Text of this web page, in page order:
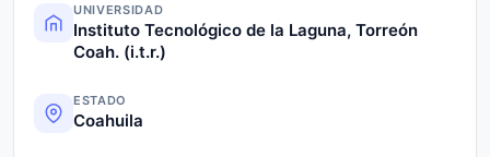
UNIVERSIDAD
Instituto Tecnológico de la Laguna, Torreón
Coah. (i.t.r.)
ESTADO
Coahuila